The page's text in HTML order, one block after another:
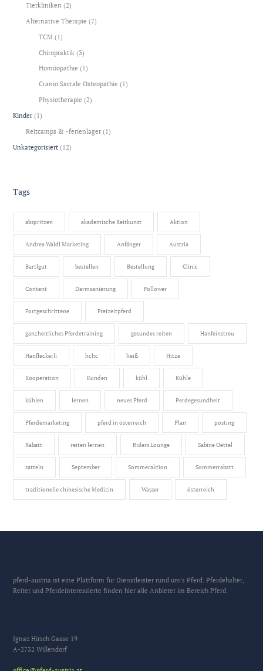
Tierkliniken (2)
Alternative Therapie (7)
TCM (1)
Chiropraktik (3)
Homöopathie (1)
Cranio Sacrale Osteopathie (1)
Physiotherapie (2)
Kinder (1)
Reitcamps & -ferienlager (1)
Unkategorisiert (12)
Tags
abspritzen akademische Reitkunst Aktion
Andrea Waldl Marketing Anfänger Austria
Bartlgut bestellen Bestellung Clinic
Content Darmsanierung Follower
Fortgeschrittene Freizeitpferd
ganzheitliches Pferdetraining gesundes reiten Hanfeinstreu
Hanfleckerli hchc heiß Hitze
Kooperation Kunden kühl Kühle
kühlen lernen neues Pferd Perdegesundheit
Pferdemarketing pferd in österreich Plan posting
Rabatt reiten lernen Riders Lounge Sabine Oettel
satteln September Sommeraktion Sommerrabatt
traditionelle chinesische Medizin Wasser österreich
pferd-austria ist eine Plattform für Dienstleister rund um’s Pferd. Pferdehalter,
Reiter und Pferdeinteressierte finden hier alle Anbieter im Bereich Pferd.
Ignaz Hirsch Gasse 19
A-2732 Willendorf